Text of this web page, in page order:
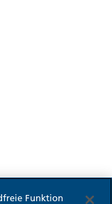
Funktion